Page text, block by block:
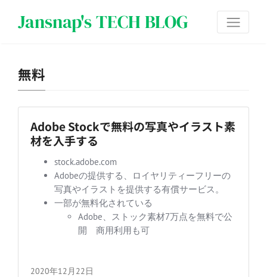
Jansnap's TECH BLOG
無料
Adobe Stockで無料の写真やイラスト素
材を入手する
stock.adobe.com
Adobeの提供する、ロイヤリティーフリーの
写真やイラストを提供する有償サービス。
一部が無料化されている
Adobe、ストック素材7万点を無料で公
開 商用利用も可
2020年12月22日